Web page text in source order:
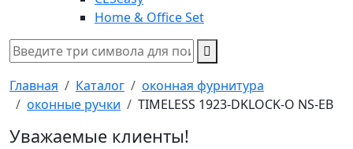
Home & Office Set
Главная Каталог
оконная фурнитура
оконные ручки
TIMELESS 1923-DKLOCK-O NS-EB
Уважаемые клиенты!